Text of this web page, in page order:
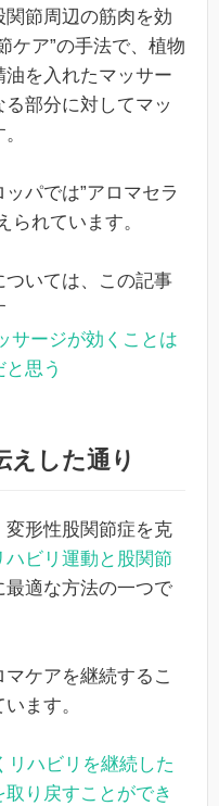
関節周辺の筋肉を効
ケア”の手法で、植物
を入れたマッサー
部分に対してマッ
パでは”アロマセラ
られています。
いては、この記事
サージが効くことは
思う
えした通り
変形性股関節症を克
ハビリ運動と股関節
最適な方法の一つで
ケアを継続するこ
ます。
リハビリを継続した
り戻すことができ